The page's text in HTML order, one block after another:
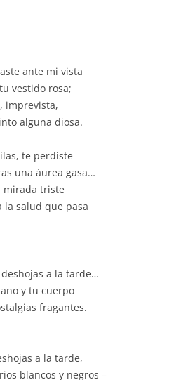
ante mi vista
vestido rosa;
imprevista,
alguna diosa.
te perdiste
una áurea gasa…
mirada triste
salud que pasa
a la tarde…
y tu cuerpo
fragantes.
a la tarde,
blancos y negros –